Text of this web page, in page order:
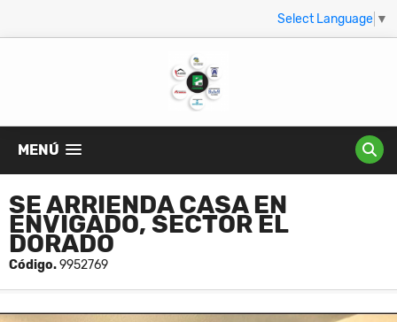
Select Language ▼
MENÚ
SE ARRIENDA CASA EN
ENVIGADO, SECTOR EL
DORADO
Código.9952769